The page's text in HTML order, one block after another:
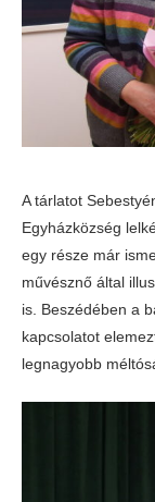
A tárlatot
Egyházközség
egy része már
művésznő által
is. Beszédében a
kapcsolatot
legnagyobb